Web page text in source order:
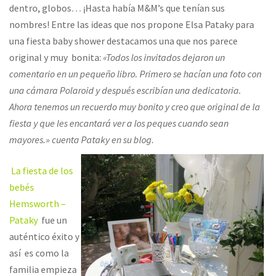
dentro, globos… ¡Hasta había M&M’s que tenían sus
nombres! Entre las ideas que nos propone Elsa Pataky para
una fiesta baby shower destacamos una que nos parece
original y muy bonita: «Todos los invitados dejaron un
comentario en un pequeño libro. Primero se hacían una foto con
una cámara Polaroid y después escribían una dedicatoria.
Ahora tenemos un recuerdo muy bonito y creo que original de la
fiesta y que les encantará ver a los peques cuando sean
mayores.» cuenta Pataky en su blog.
La fiesta de los
bebés
Hemsworth –
Patakyfue un
auténtico éxito y
así es como la
familia empieza